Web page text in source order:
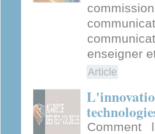
enseigner
Article
Comment